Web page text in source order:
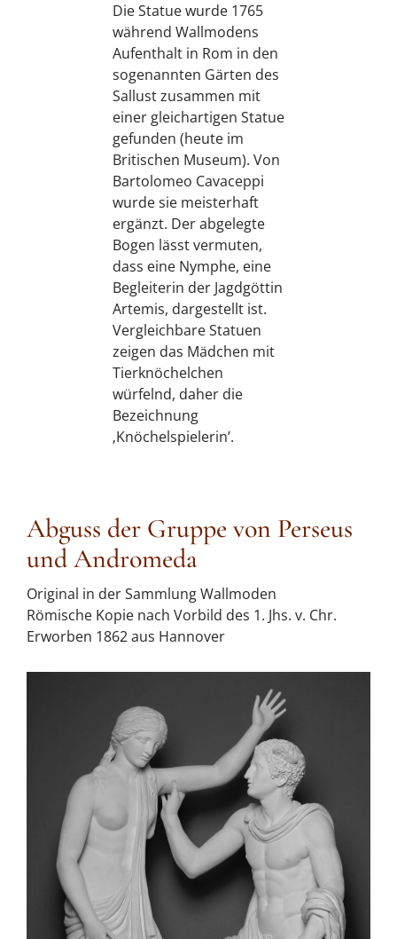
Die Statue wurde 1765
während Wallmodens
Aufenthalt in Rom in den
sogenannten Gärten des
Sallust zusammen mit
einer gleichartigen Statue
gefunden (heute im
Britischen Museum). Von
Bartolomeo Cavaceppi
wurde sie meisterhaft
ergänzt. Der abgelegte
Bogen lässt vermuten,
dass eine Nymphe, eine
Begleiterin der Jagdgöttin
Artemis, dargestellt ist.
Vergleichbare Statuen
zeigen das Mädchen mit
Tierknöchelchen
würfelnd, daher die
Bezeichnung
‚Knöchelspielerin’.
Abguss der Gruppe von Perseus
und Andromeda
Original in der Sammlung Wallmoden
Römische Kopie nach Vorbild des 1. Jhs. v. Chr.
Erworben 1862 aus Hannover